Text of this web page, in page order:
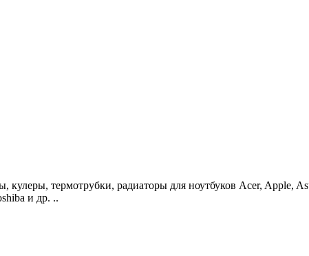
кулеры, термотрубки, радиаторы для ноутбуков Acer, Apple,
и др. ..